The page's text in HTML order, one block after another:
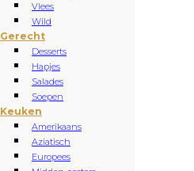
Vlees
Wild
Gerecht
Desserts
Hapjes
Salades
Soepen
Keuken
Amerikaans
Aziatisch
Europees